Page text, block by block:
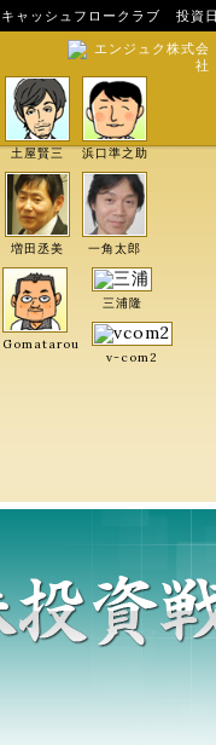
ャッシュフロークラブ
投資
エンジュク株式会
社
土屋賢三 浜口準之助
増田丞美 一角太郎
Gomatarou
三浦隆
v-com2